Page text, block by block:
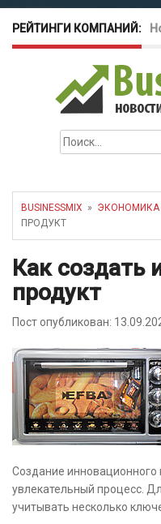
РЕЙТИНГИ КОМПАНИЙ:
Найти:
BUSINESSMIX » ЭКОНОМИКА
ПРОДУКТ
Как создать
продукт
Пост опубликован:
Создание
увлекательный процесс.
учитывать несколько